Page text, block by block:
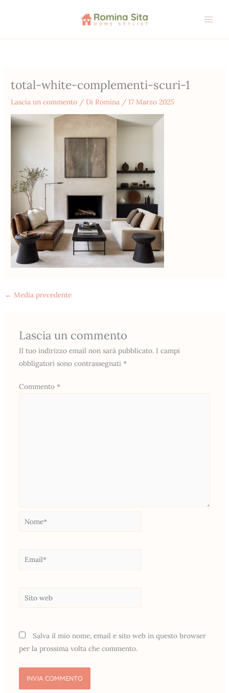
total-white-complementi-scuri-1
Lascia un commento / Di Romina /17 Marzo 2025
← Media precedente
Lascia un commento
Il tuo indirizzo email non sarà pubblicato. I campi
obbligatori sono contrassegnati *
Commento *
Nome*
Email*
web
Salva il mio nome, email e sito web in questo browser
per la prossima volta che commento.